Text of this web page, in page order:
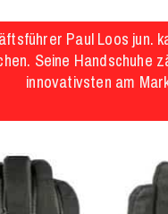
Paul Loos jun.
Seine Handschuhe
innovativsten am